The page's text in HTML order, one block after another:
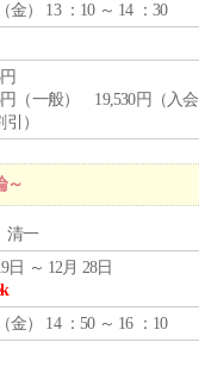
金） 13 ：10 ～ 14 ：30
円（一般） 19,530円（入
）
～
一
日 ～ 12月 28日
金） 14 ：50 ～ 16 ：10